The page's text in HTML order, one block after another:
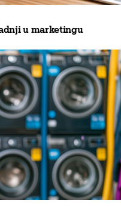
u marketingu